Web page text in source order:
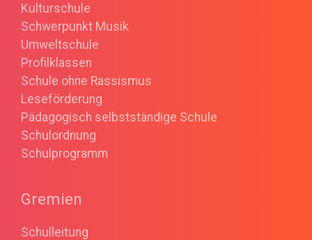
Kulturschule
Schwerpunkt Musik
Umweltschule
Profilklassen
Schule ohne Rassismus
Leseförderung
Pädagogisch selbstständige Schule
Schulordnung
Schulprogramm
Gremien
Schulleitung